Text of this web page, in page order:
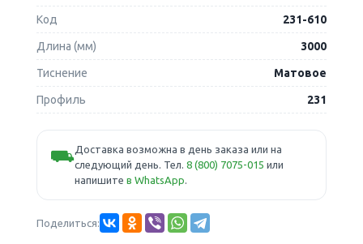
Код 231-610
Длина (мм) 3000
Тиснение Матовое
Профиль 231
⛟Доставка возможна в день заказа или на
следующий день. Тел. 8 (800) 7075-015 или
напишите в WhatsApp.
Поделиться: